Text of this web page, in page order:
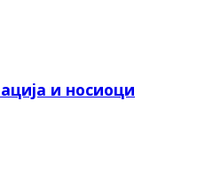
и носиоци